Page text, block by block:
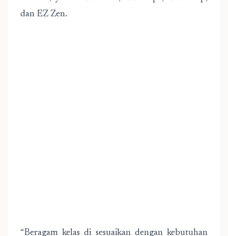
dan EZ Zen.
“Beragam kelas di sesuaikan dengan kebutuhan